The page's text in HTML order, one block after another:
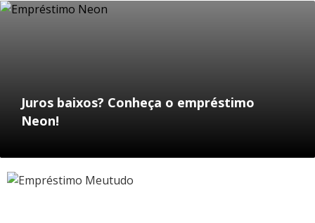
Juros baixos? Conheça o empréstimo
Neon!